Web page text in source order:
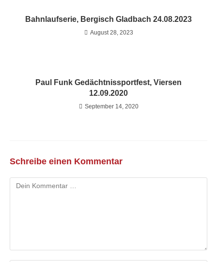
Bahnlaufserie, Bergisch Gladbach 24.08.2023
August 28, 2023
Paul Funk Gedächtnissportfest, Viersen
12.09.2020
September 14, 2020
Schreibe einen Kommentar
Kommentar